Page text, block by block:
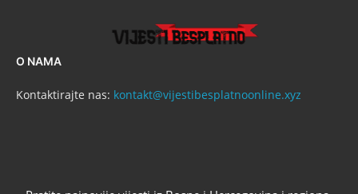
O NAMA
Kontaktirajte nas: kontakt@vijestibesplatnoonline.xyz